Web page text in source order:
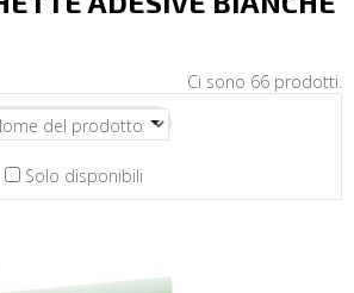
Ci sono 66 prodotti.
Solo disponibili